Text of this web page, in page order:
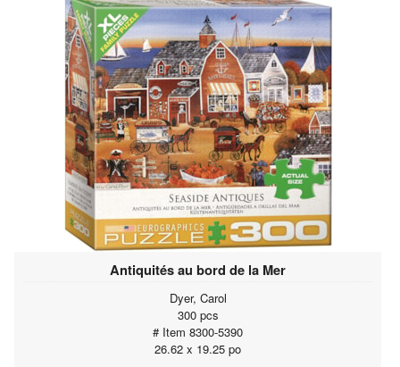
Antiquités au bord de la Mer
Dyer, Carol
300 pcs
# Item 8300-5390
26.62 x 19.25 po